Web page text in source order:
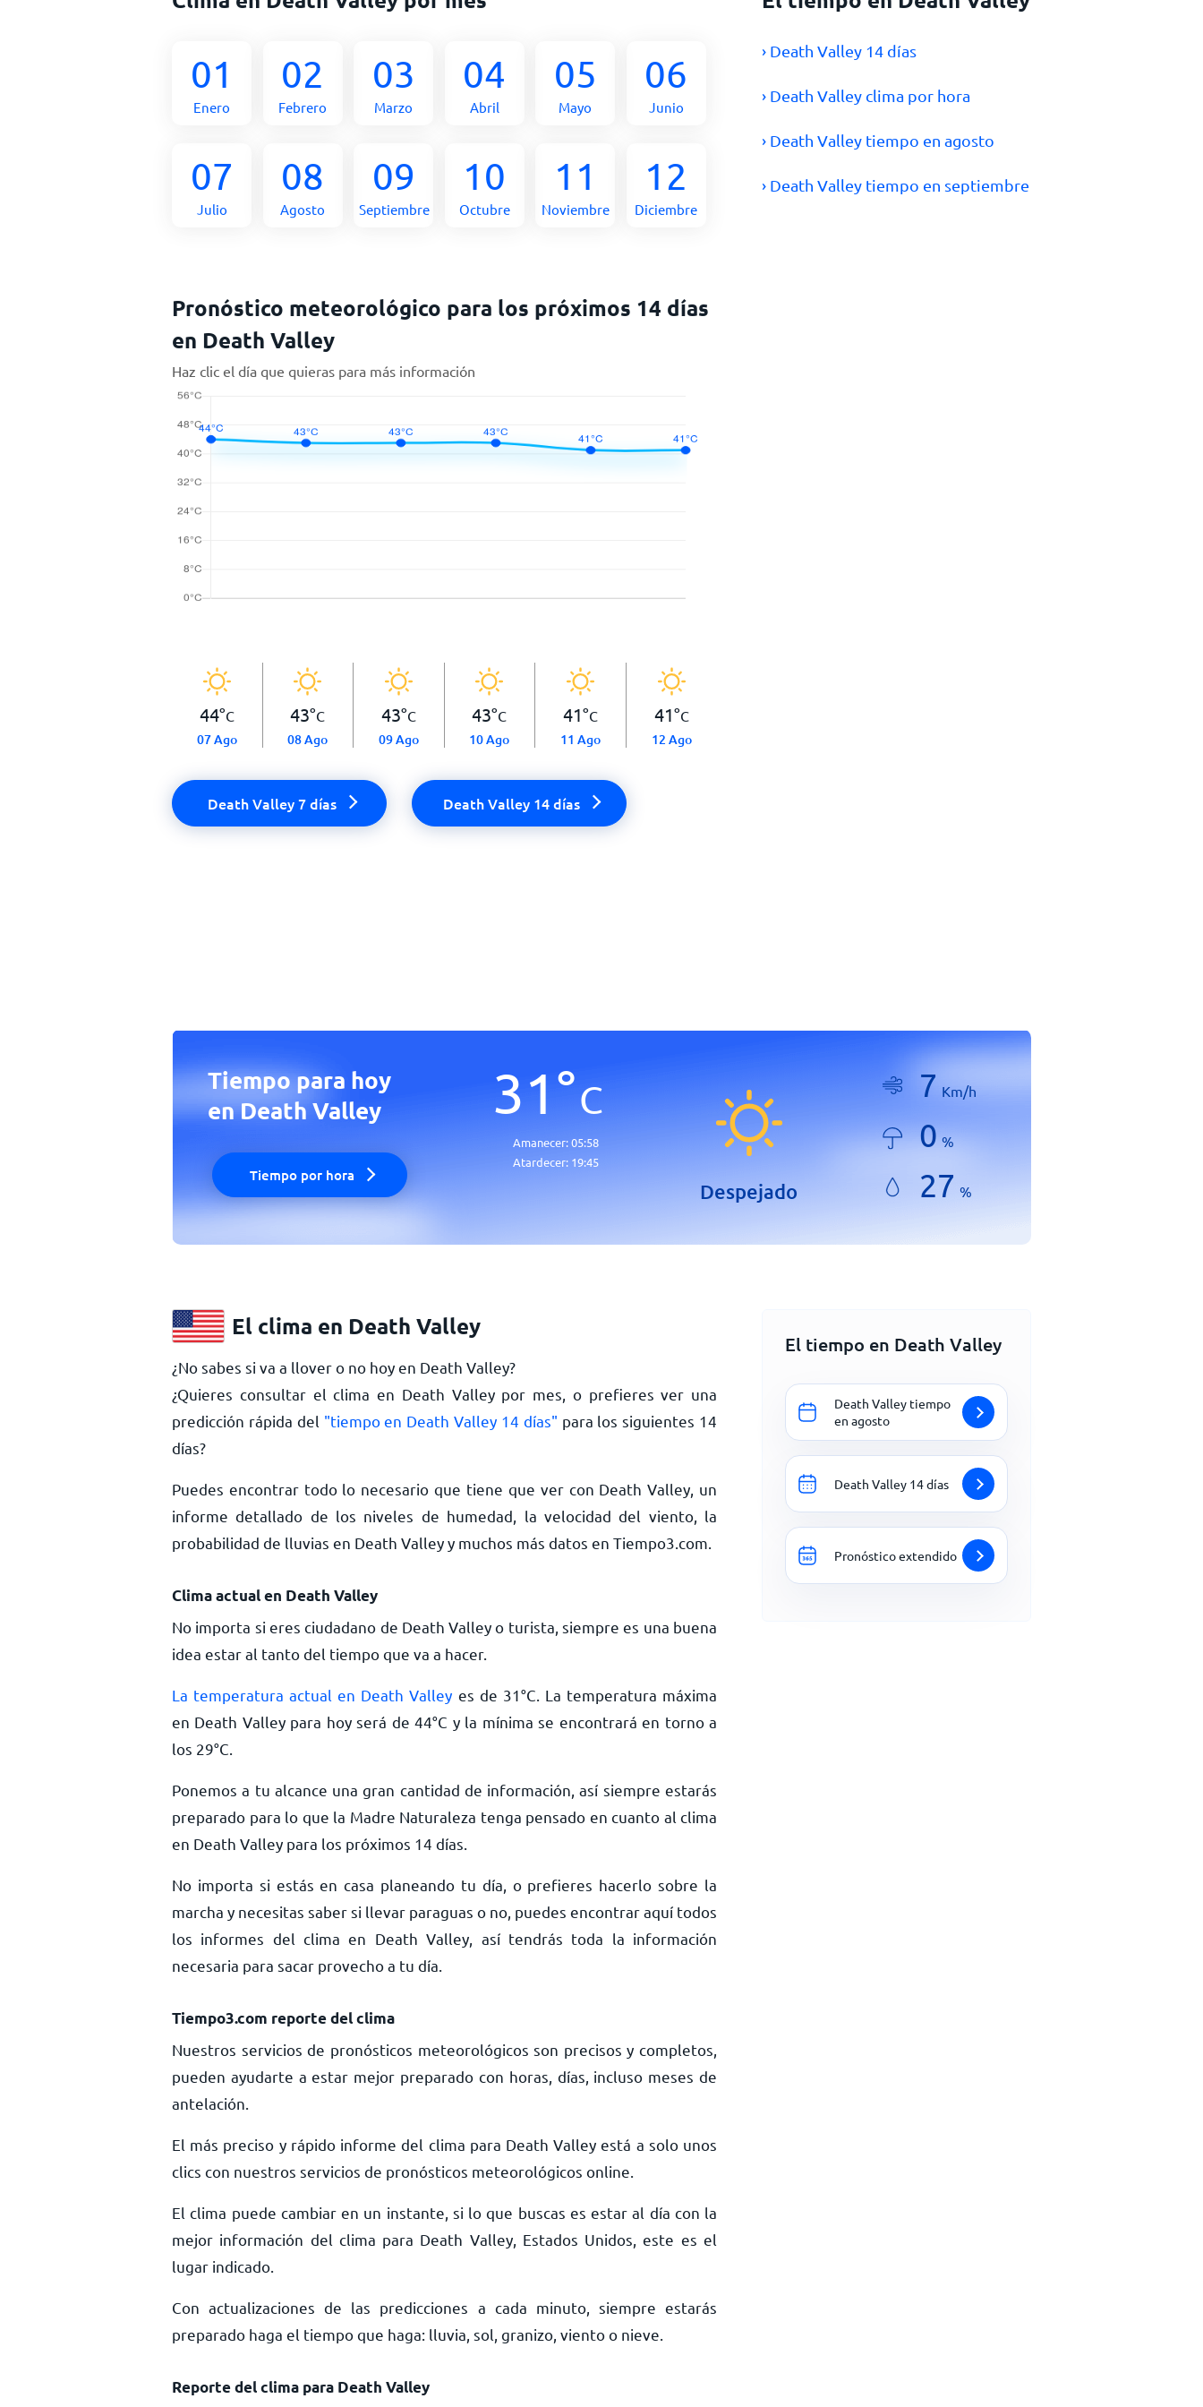
01
Enero
02
Febrero
03
Marzo
04
Abril
05
Mayo
06
Junio
07
Julio
08
Agosto
09
Septiembre
10
Octubre
11
Noviembre
12
Diciembre
› Death Valley 14 días
› Death Valley clima por hora
› Death Valley tiempo en agosto
› Death Valley tiempo en septiembre
Pronóstico meteorológico para los próximos 14 días
en Death Valley
Haz clic el día que quieras para más información
44°C
07 Ago
43°C
08 Ago
43°C
09 Ago
43°C
10 Ago
41°C
11 Ago
41°C
12 Ago
Death Valley 7 días Death Valley 14 días
Tiempo para hoy
en Death Valley
Tiempo por hora
31°C
Amanecer:05:58
Atardecer: 19:45
Despejado
7 Km/h
0 %
27 %
El clima en Death Valley
¿No sabes si va a llover o no hoy en Death Valley?
¿Quieres consultar el clima en Death Valley por mes, o prefieres ver una
predicción rápida del "tiempo en Death Valley 14 días" para los siguientes 14
días?
Puedes encontrar todo lo necesario que tiene que ver con Death Valley, un
informe detallado de los niveles de humedad, la velocidad del viento, la
probabilidad de lluvias en Death Valley y muchos más datos en Tiempo3.com.
Clima actual en Death Valley
No importa si eres ciudadano de Death Valley o turista, siempre es una buena
idea estar al tanto del tiempo que va a hacer.
La temperatura actual en Death Valley es de 31°C . La temperatura máxima
en Death Valley para hoy será de44°C y la mínima se encontrará en torno a
los 29°C
Ponemos a tu alcance una gran cantidad de información, así siempre estarás
preparado para lo que la Madre Naturaleza tenga pensado en cuanto al clima
en Death Valley para los próximos 14 días.
No importa si estás en casa planeando tu día, o prefieres hacerlo sobre la
marcha y necesitas saber si llevar paraguas o no, puedes encontrar aquí todos
los informes del clima en Death Valley, así tendrás toda la información
necesaria para sacar provecho a tu día.
Tiempo3.com reporte del clima
Nuestros servicios de pronósticos meteorológicos son precisos y completos,
pueden ayudarte a estar mejor preparado con horas, días, incluso meses de
antelación.
El más preciso y rápido informe del clima para Death Valley está a solo unos
clics con nuestros servicios de pronósticos meteorológicos online.
El clima puede cambiar en un instante, si lo que buscas es estar al día con la
mejor información del clima para Death Valley, Estados Unidos, este es el
lugar indicado.
Con actualizaciones de las predicciones a cada minuto, siempre estarás
preparado haga el tiempo que haga: lluvia, sol, granizo, viento o nieve.
Reporte del clima para Death Valley
El tiempo en Death Valley
Death Valley tiempo
en agosto
Death Valley 14 días
Pronóstico extendido